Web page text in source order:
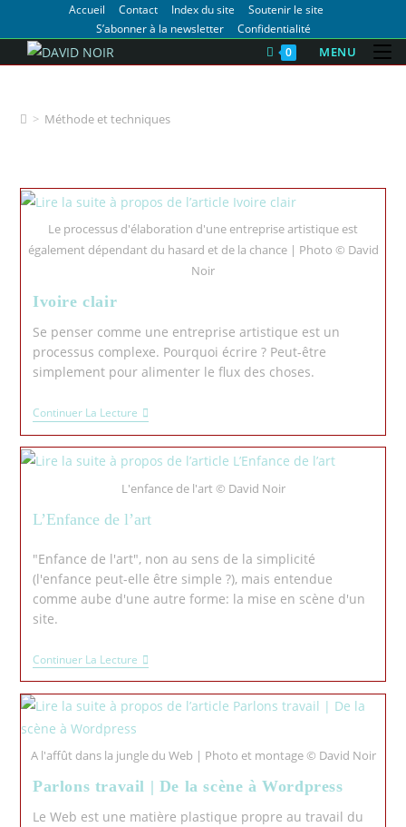
Accueil Contact Index du site
Soutenir le site
S’abonner à la newsletter
Confidentialité
0
MENU
> Méthode et techniques
Le processus d'élaboration d'une entreprise artistique est
également dépendant du hasard et de la chance | Photo © David
Noir
Ivoire clair
Se penser comme une entreprise artistique est un
processus complexe. Pourquoi écrire ? Peut-être
simplement pour alimenter le flux des choses.
Continuer La Lecture
L'enfance de l'art © David Noir
L’Enfance de l’art
"Enfance de l'art", non au sens de la simplicité
(l'enfance peut-elle être simple ?), mais entendue
comme aube d'une autre forme: la mise en scène d'un
site.
Continuer La Lecture
A l'affût dans la jungle du Web | Photo et montage © David Noir
Parlons travail | De la scène à Wordpress
Le Web est une matière plastique propre au travail du